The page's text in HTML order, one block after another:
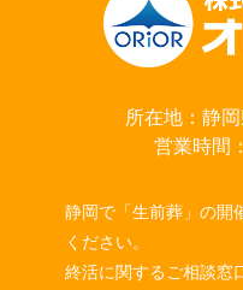
所在地：静
営業時間
静岡で「生前葬」の開
ください。
終活に関するご相談窓